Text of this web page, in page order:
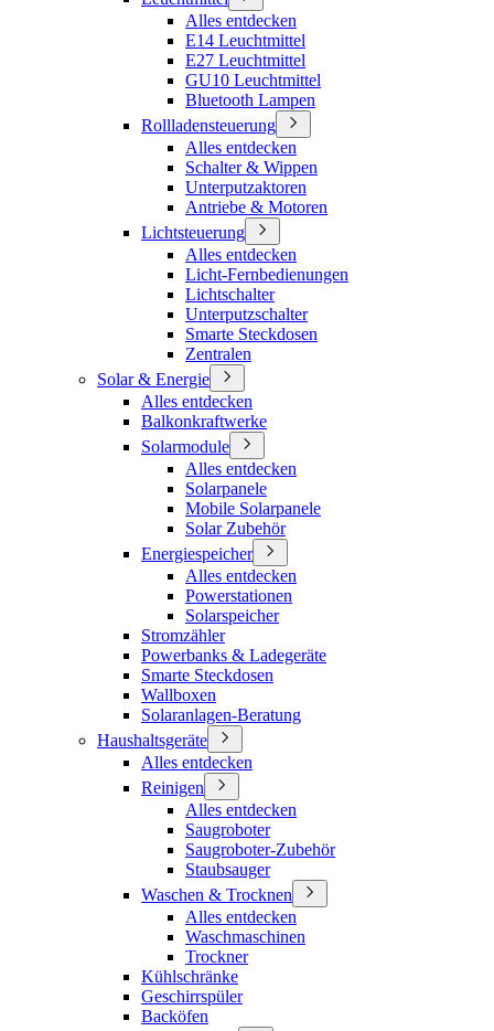
Alles entdecken
E14 Leuchtmittel
E27 Leuchtmittel
GU10 Leuchtmittel
Bluetooth Lampen
Rollladensteuerung
Alles entdecken
Schalter & Wippen
Unterputzaktoren
Antriebe & Motoren
Lichtsteuerung
Alles entdecken
Licht-Fernbedienungen
Lichtschalter
Unterputzschalter
Smarte Steckdosen
Zentralen
Solar & Energie
Alles entdecken
Balkonkraftwerke
Solarmodule
Alles entdecken
Solarpanele
Mobile Solarpanele
Solar Zubehör
Energiespeicher
Alles entdecken
Powerstationen
Solarspeicher
Stromzähler
Powerbanks & Ladegeräte
Smarte Steckdosen
Wallboxen
Solaranlagen-Beratung
Haushaltsgeräte
Alles entdecken
Reinigen
Alles entdecken
Saugroboter
Saugroboter-Zubehör
Staubsauger
Waschen & Trocknen
Alles entdecken
Waschmaschinen
Trockner
Kühlschränke
Geschirrspüler
Backöfen